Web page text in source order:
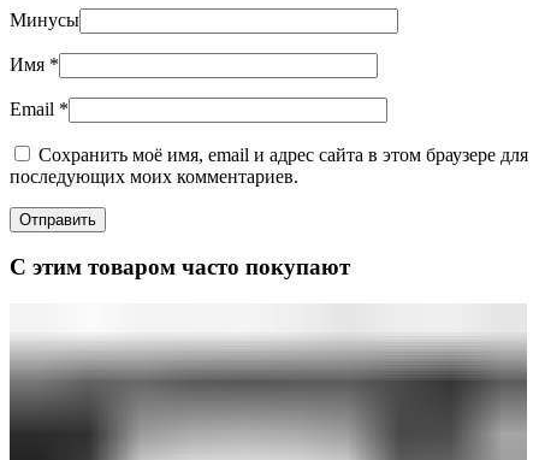
Минусы
Имя *
Email *
Сохранить моё имя, email и адрес сайта в этом браузере для
последующих моих комментариев.
С этим товаром часто покупают